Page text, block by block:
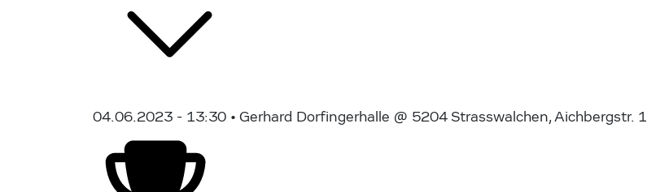
04.06.2023 - 13:30 • Gerhard Dorfingerhalle @ 5204 Strasswalchen, Aichbergstr. 1